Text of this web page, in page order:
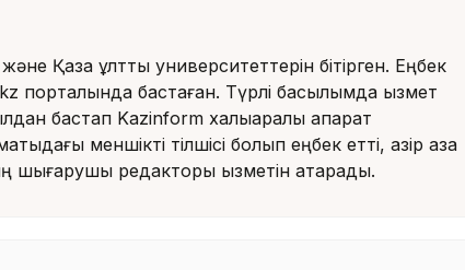
Қазақ ұлттық университеттерін бітірген. Еңбек
порталында бастаған. Түрлі басылымда қызмет
бастап Kazinform халықаралық ақпарат
меншікті тілшісі болып еңбек етті, қазір қазақ
шығарушы редакторы қызметін атқарады.